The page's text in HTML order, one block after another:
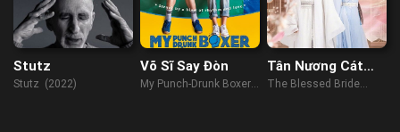
Stutz
Stutz (2022)
Võ Sĩ Say Đòn
My Punch-Drunk Boxer
Tân Nương Cát
Tường
The Blessed Bride